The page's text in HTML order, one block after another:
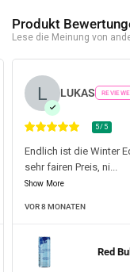
Produkt
Lese die Meinung von
LUKAS
5/5
Endlich ist die Winter
sehr fairen Preis, ni
Show More
VOR 8 MONATEN
Red